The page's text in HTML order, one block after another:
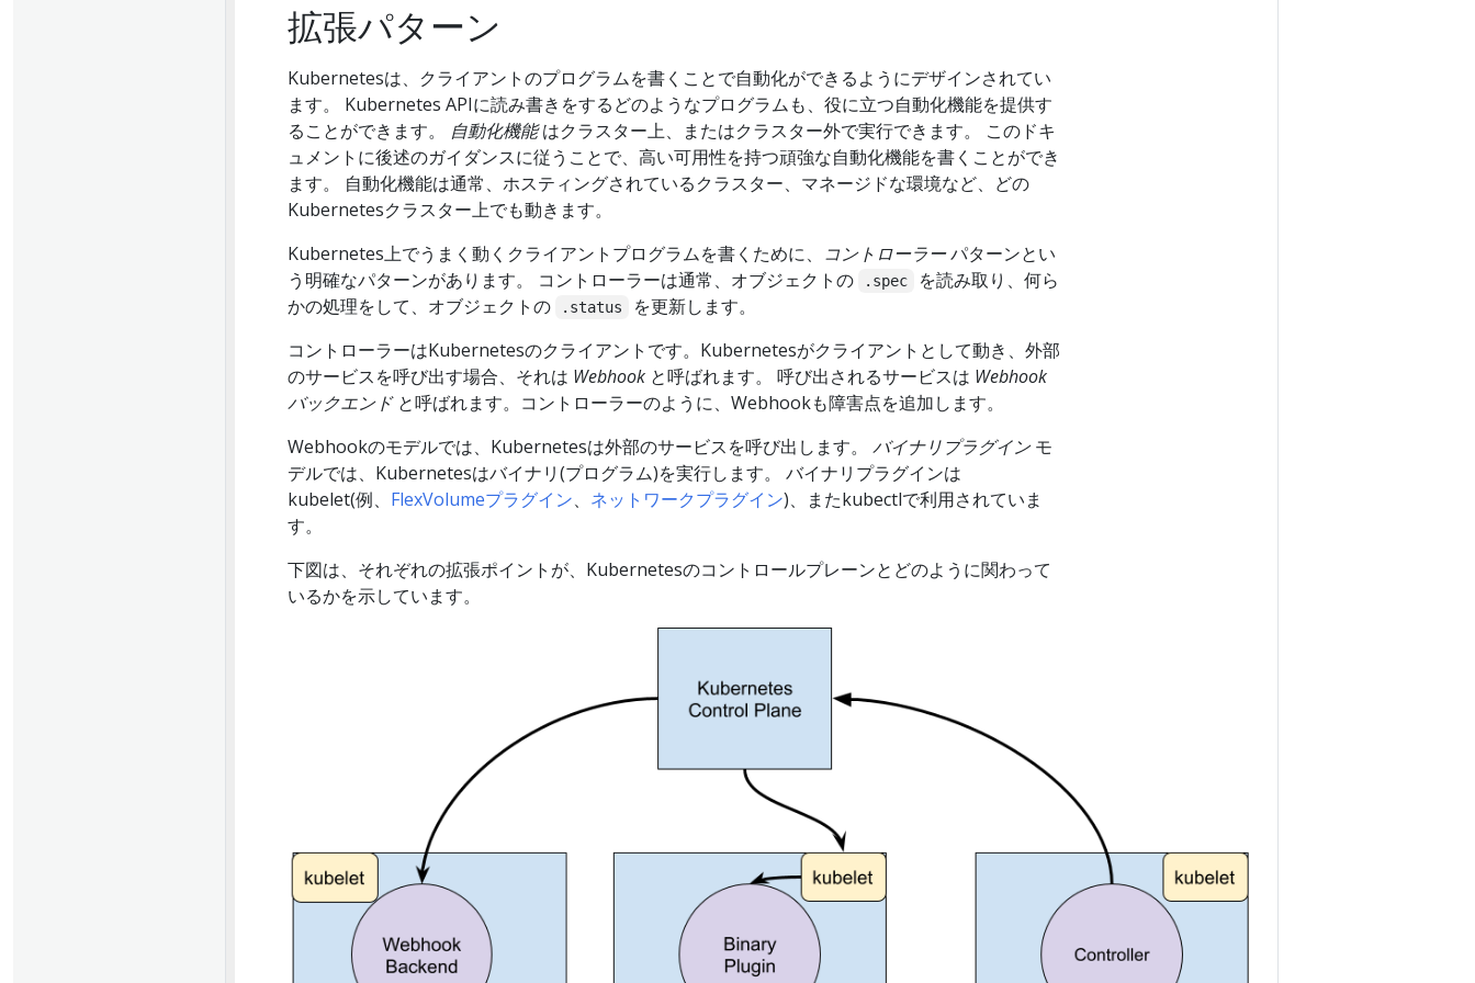
拡張パターン
Kubernetesは、クライアントのプログラムを書くことで自動化ができるようにデザインされてい
ます。 Kubernetes APIに読み書きをするどのようなプログラムも、役に立つ自動化機能を提供す
ることができます。 自動化機能はクラスター上、またはクラスター外で実行できます。 このドキ
ュメントに後述のガイダンスに従うことで、高い可用性を持つ頑強な自動化機能を書くことができ
ます。 自動化機能は通常、ホスティングされているクラスター、マネージドな環境など、どの
Kubernetesクラスター上でも動きます。
Kubernetes上でうまく動くクライアントプログラムを書くために、 コントローラーパターンとい
う明確なパターンがあります。 コントローラーは通常、オブジェクトの
.spec
を読み取り、何ら
かの処理をして、オブジェクトの
.status
を更新します。
コントローラーはKubernetesのクライアントです。Kubernetesがクライアントとして動き、外部
のサービスを呼び出す場合、それは Webhook と呼ばれます。 呼び出されるサービスは Webhook
バックエンドと呼ばれます。コントローラーのように、Webhookも障害点を追加します。
Webhookのモデルでは、Kubernetesは外部のサービスを呼び出します。 バイナリプラグインモ
デルでは、Kubernetesはバイナリ(プログラム)を実行します。 バイナリプラグインは
kubelet(例、 FlexVolumeプラグイン、 ネットワークプラグイン)、またkubectlで利用されていま
す。
下図は、それぞれの拡張ポイントが、Kubernetesのコントロールプレーンとどのように関わって
いるかを示しています。